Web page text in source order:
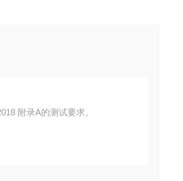
泵用注射器流动特性测试仪LD0573-D执行标准：YY/T0573-2018 附录A的测试要求。